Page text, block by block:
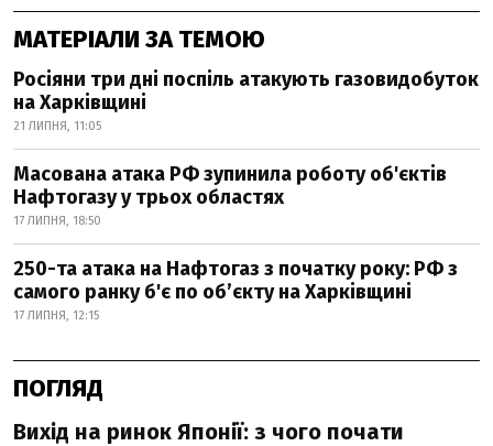
МАТЕРІАЛИ ЗА ТЕМОЮ
Росіяни три дні поспіль атакують газовидобуток
на Харківщині
21 ЛИПНЯ, 11:05
Масована атака РФ зупинила роботу об'єктів
Нафтогазу у трьох областях
17 ЛИПНЯ, 18:50
250-та атака на Нафтогаз з початку року: РФ з
самого ранку б'є по об’єкту на Харківщині
17 ЛИПНЯ, 12:15
ПОГЛЯД
Вихід на ринок Японії: з чого почати